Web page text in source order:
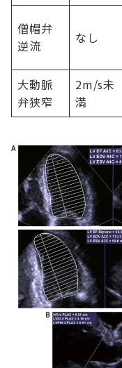
僧帽弁
逆流
なし
大動脈
弁狭窄
2m/s未
満